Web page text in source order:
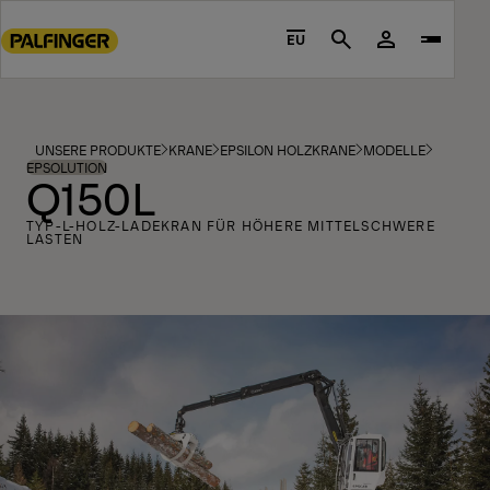
to
footer
content
EU Search
UNSERE PRODUKTE KRANE EPSILON HOLZKRANE MODELLE
EPSOLUTION
Q150L
TYP-L-HOLZ-LADEKRAN FÜR HÖHERE MITTELSCHWERE
LASTEN